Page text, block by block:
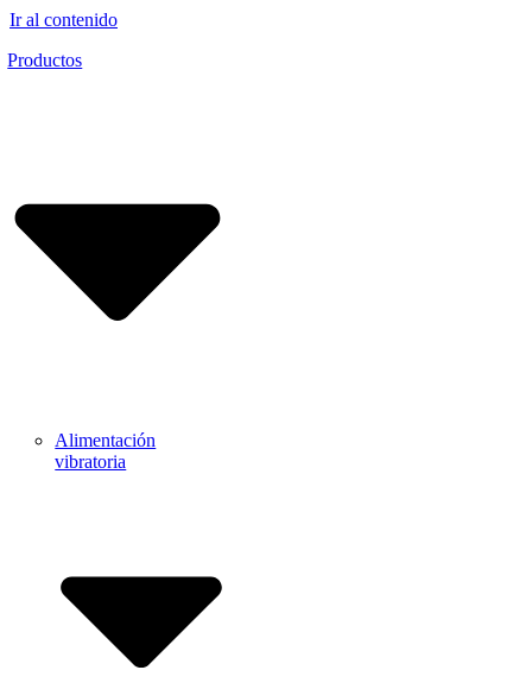
Ir al contenido
Productos
Alimentación
vibratoria